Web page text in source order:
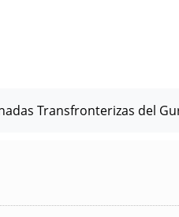
Transfronterizas del